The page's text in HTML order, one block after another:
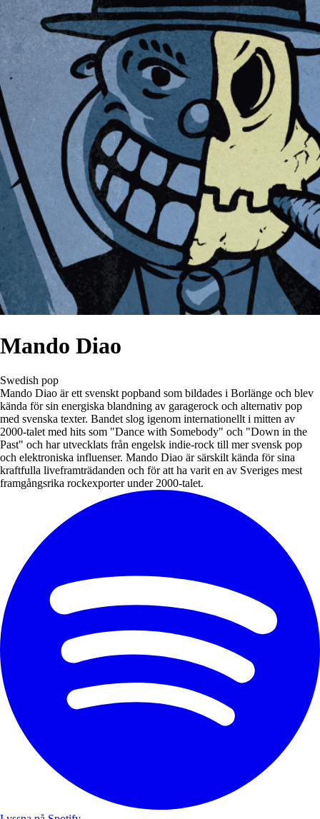
Mando Diao
Swedish pop
Mando Diao är ett svenskt popband som bildades i Borlänge och blev
kända för sin energiska blandning av garagerock och alternativ pop
med svenska texter. Bandet slog igenom internationellt i mitten av
2000-talet med hits som "Dance with Somebody" och "Down in the
Past" och har utvecklats från engelsk indie-rock till mer svensk pop
och elektroniska influenser. Mando Diao är särskilt kända för sina
kraftfulla liveframträdanden och för att ha varit en av Sveriges mest
framgångsrika rockexporter under 2000-talet.